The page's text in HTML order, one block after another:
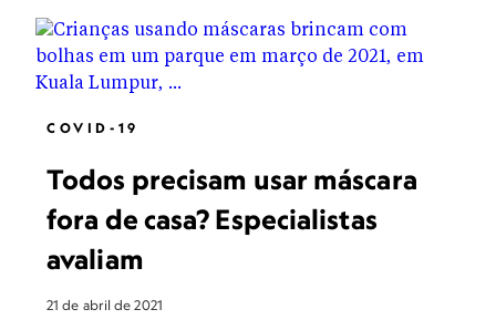
COVID-19
Todos precisam usar máscara
fora de casa? Especialistas
avaliam
21 de abril de 2021